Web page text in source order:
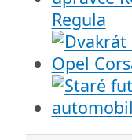
Regula